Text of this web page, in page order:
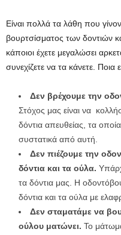
Είναι πολλά τα λάθη που
βουρτσίσματος των δοντιών
κάποιοι έχετε μεγαλώσει
συνεχίζετε να τα κάνετε. Ποια
Δεν βρέχουμε την
Στόχος μας είναι να
δόντια απευθείας, τα
συστατικά από αυτή.
Δεν πιέζουμε την
δόντια και τα ούλα.
τα δόντια μας. Η
δόντια και τα ούλα με
Δεν σταματάμε να
ούλου ματώνει. Το